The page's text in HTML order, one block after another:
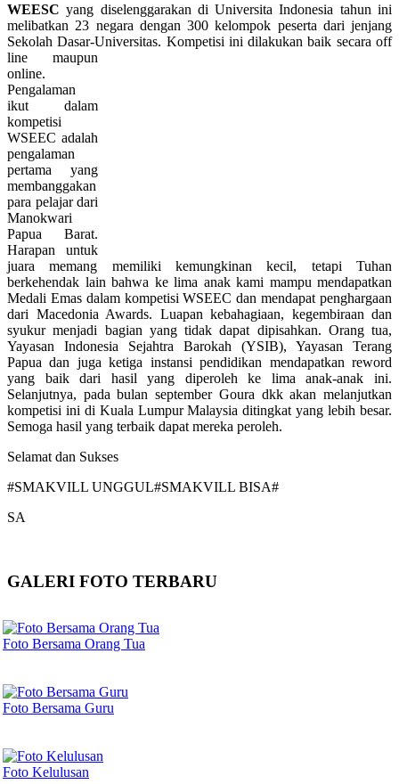
WEESC yang diselenggarakan di Universita Indonesia tahun ini
melibatkan 23 negara dengan 300 kelompok peserta dari jenjang
Sekolah Dasar-Universitas. Kompetisi ini dilakukan baik secara off
line maupun
online.
Pengalaman
ikut dalam
kompetisi
WSEEC adalah
pengalaman
pertama yang
membanggakan
para pelajar dari
Manokwari
Papua Barat.
Harapan untuk
juara memang memiliki kemungkinan kecil, tetapi Tuhan
berkehendak lain bahwa ke lima anak kami mampu mendapatkan
Medali Emas dalam kompetisi WSEEC dan mendapat penghargaan
dari Macedonia Awards. Luapan kebahagiaan, kegembiraan dan
syukur menjadi bagian yang tidak dapat dipisahkan. Orang tua,
Yayasan Indonesia Sejahtra Barokah (YSIB), Yayasan Terang
Papua dan juga ketiga instansi pendidikan mendapatkan reword
yang baik dari hasil yang diperoleh ke lima anak-anak ini.
Selanjutnya, pada bulan september Goura dkk akan melanjutkan
kompetisi ini di Kuala Lumpur Malaysia ditingkat yang lebih besar.
Semoga hasil yang terbaik dapat mereka peroleh.
Selamat dan Sukses
#SMAKVILL UNGGUL#SMAKVILL BISA#
SA
GALERI FOTO TERBARU
Foto Bersama Orang Tua
Foto Bersama Guru
Foto Kelulusan